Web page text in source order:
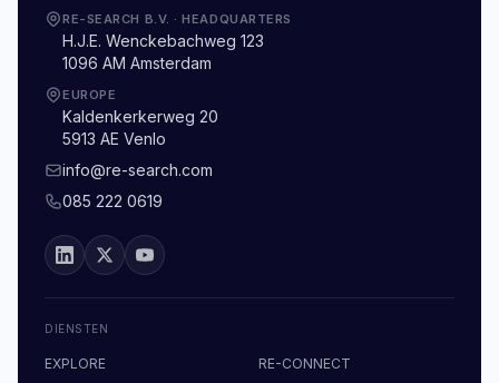
RE-SEARCH B.V. ·HEADQUARTERS
H.J.E. Wenckebachweg 123
1096 AM Amsterdam
EUROPE
Kaldenkerkerweg 20
5913 AE Venlo
info@re-search.com
085 222 0619
DIENSTEN
EXPLORE
RE-CONNECT